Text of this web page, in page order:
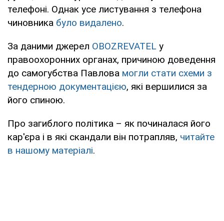
телефоні. Однак усе листування з телефона
чиновника було видалено.
За даними джерел OBOZREVATEL у
правоохоронних органах, причиною доведення
до самогубства Павлова могли стати схеми з
тендерною документацією, які вершилися за
його спиною.
Про загиблого політика – як починалася його
кар'єра і в які скандали він потрапляв, читайте
в нашому матеріалі.